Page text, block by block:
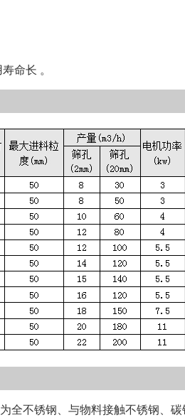
命长 。
不锈钢、与物料接触不锈钢、碳